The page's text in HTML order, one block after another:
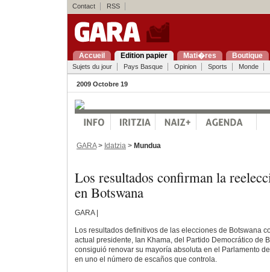
Contact RSS
Accueil Edition papier Mati�res Boutique
Sujets du jour Pays Basque Opinion Sports Monde
2009 Octobre 19
GARA> Idatzia > Mundua
Los resultados confirman la
en Botswana
GARA |
Los resultados definitivos de las elecciones de Botswana
actual presidente, Ian Khama, del Partido Democrático de
consiguió renovar su mayoría absoluta en el Parlamento
en uno el número de escaños que controla.